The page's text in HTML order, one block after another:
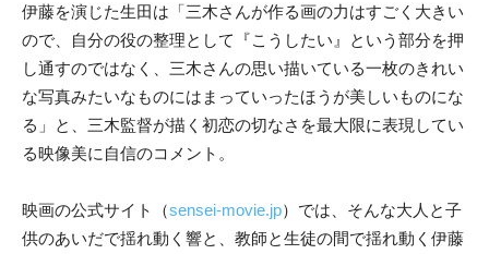
伊藤を演じた生田は「三木さんが作る画の力はすごく大きい
ので、自分の役の整理として『こうしたい』という部分を押
し通すのではなく、三木さんの思い描いている一枚のきれい
な写真みたいなものにはまっていったほうが美しいものにな
る」と、三木監督が描く初恋の切なさを最大限に表現してい
る映像美に自信のコメント。
映画の公式サイト（sensei-movie.jp）では、そんな大人と子
供のあいだで揺れ動く響と、教師と生徒の間で揺れ動く伊藤